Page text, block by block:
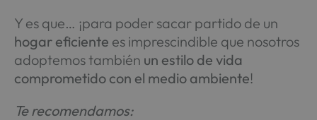
Y es que… ¡para poder sacar partido de un
hogar eficiente es imprescindible que nosotros
adoptemos también un estilo de vida
comprometido con el medio ambiente!
Te recomendamos: